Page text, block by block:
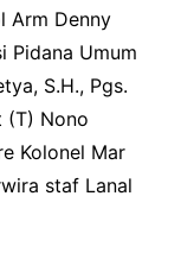
Arm Denny
Pidana Umum
S.H., Pgs.
(T) Nono
Kolonel Mar
staf Lanal